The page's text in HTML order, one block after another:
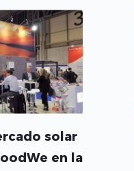
solar
en la